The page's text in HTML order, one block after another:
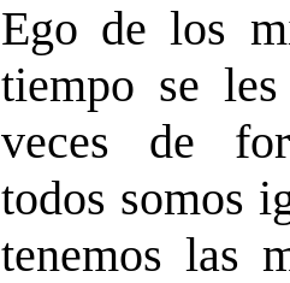
Ego de los
tiempo se
veces de
todos somos
tenemos las